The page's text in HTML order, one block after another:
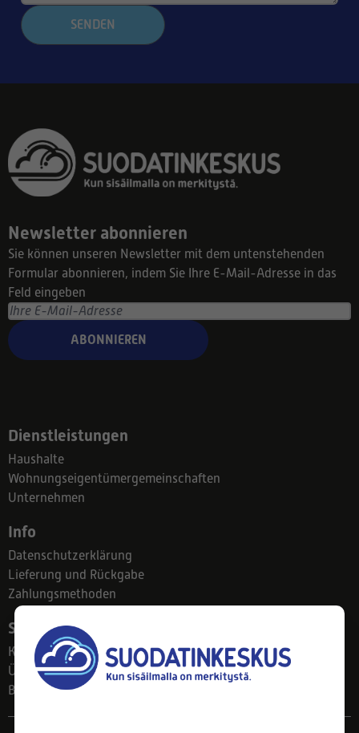
SENDEN
Newsletter abonnieren
Sie können unseren Newsletter mit dem untenstehenden
Formular abonnieren, indem Sie Ihre E-Mail-Adresse in das
Feld eingeben
ABONNIEREN
Dienstleistungen
Haushalte
Wohnungseigentümergemeinschaften
Unternehmen
Info
Datenschutzerklärung
Lieferung und Rückgabe
Zahlungsmethoden
Suodatinkeskus
Kontakt
Über uns
Blog